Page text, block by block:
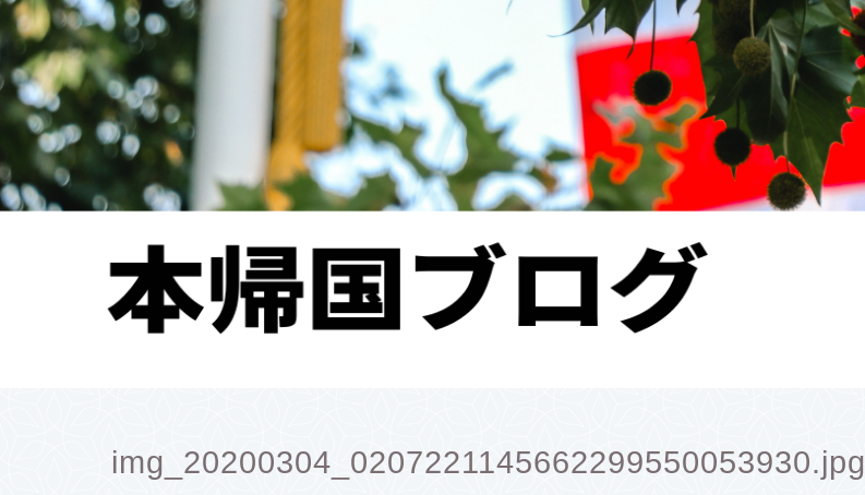
img_20200304_0207221145662299550053930.jpg